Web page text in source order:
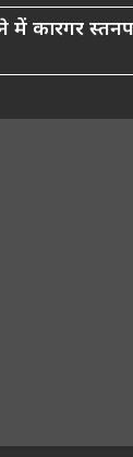
में कारगर